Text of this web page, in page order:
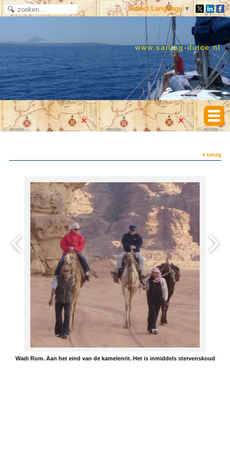
Select Language ▼
www.sailing-dulce.nl
« terug
Wadi Rum. Aan het eind van de kamelenrit. Het is inmiddels stervenskoud